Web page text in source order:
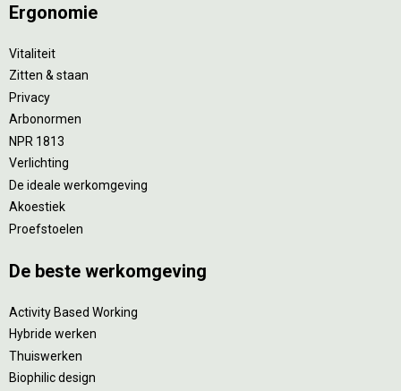
Ergonomie
Vitaliteit
Zitten & staan
Privacy
Arbonormen
NPR 1813
Verlichting
De ideale werkomgeving
Akoestiek
Proefstoelen
De beste werkomgeving
Activity Based Working
Hybride werken
Thuiswerken
Biophilic design